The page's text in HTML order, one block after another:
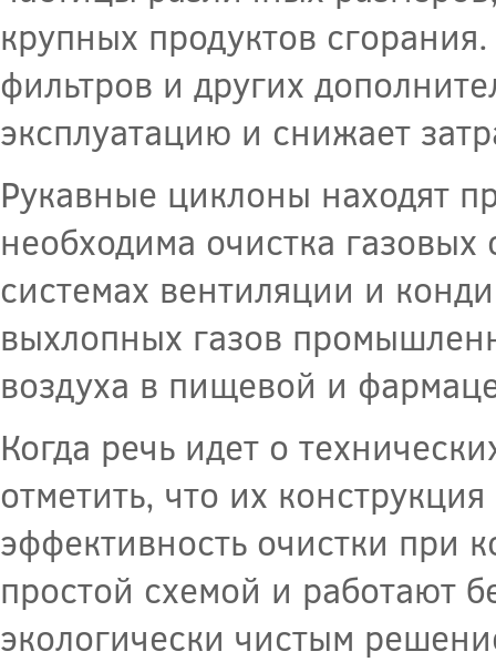
крупных продуктов
фильтров и других
эксплуатацию и снижает
Рукавные циклоны находят
необходима очистка
системах вентиляции и
выхлопных газов
воздуха в пищевой и
Когда речь идет о
отметить, что их
эффективность очистки при
простой схемой и работают
экологически чистым